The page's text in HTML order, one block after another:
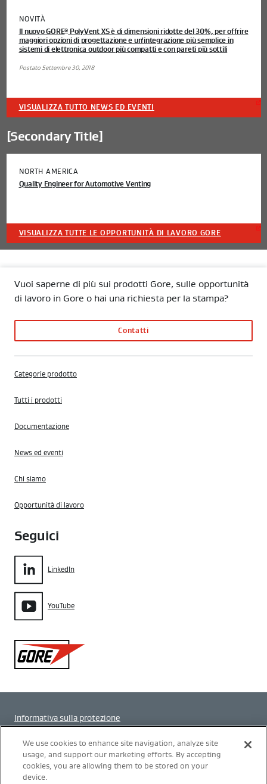
NOVITÀ
Il nuovo GORE®PolyVent XS è di dimensioni ridotte del 30%, per offrire
maggiori opzioni di progettazione e un'integrazione più semplice in
sistemi di elettronica outdoor più compatti e con pareti più sottili
Postato Settembre 30, 2018
VISUALIZZA TUTTO NEWS ED EVENTI
[Secondary Title]
NORTH AMERICA
Quality Engineer for Automotive Venting
VISUALIZZA TUTTE LE OPPORTUNITÀ DI LAVORO GORE
Vuoi saperne di più sui prodotti Gore, sulle opportunità
di lavoro in Gore o hai una richiesta per la stampa?
Contatti
Categorie prodotto
Tutti i prodotti
Documentazione
News ed eventi
Chi siamo
Opportunità di lavoro
Seguici
LinkedIn
YouTube
Gore
Informativa sulla protezione
Impostazione dei cookie
Termini di utilizzo
We use cookies to enhance site navigation, analyze site
usage, and support our marketing efforts. By accepting
cookies, you are allowing them to be stored on your
device.